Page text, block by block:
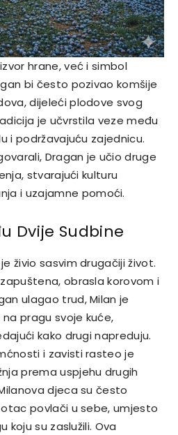
hrane, već i simbol
bi često pozivao komšije
dijeleći plodove svog
je učvrstila veze među
i podržavajuću zajednicu.
Dragan je učio druge
stvarajući kulturu
i uzajamne pomoći.
Dvije Sudbine
živio sasvim drugačiji život.
obrasla korovom i
ulagao trud, Milan je
pragu svoje kuće,
kako drugi napreduju.
i zavisti rasteo je
prema uspjehu drugih
djeca su često
povlači u sebe, umjesto
koju su zaslužili. Ova